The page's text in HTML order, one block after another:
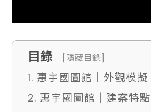
目錄 [隱藏目錄]
1. 惠宇國圖館｜外觀模擬
2. 惠宇國圖館｜建案特點